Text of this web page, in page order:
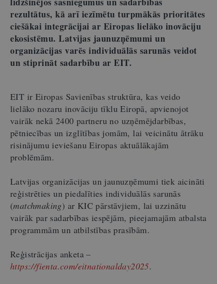
rezultātus, kā arī iezīmētu turpmākās prioritātes
ciešākai integrācijai ar Eiropas lielāko inovāciju
ekosistēmu. Latvijas jaunuzņēmumi un
organizācijas varēs individuālās sarunās veidot
un stiprināt sadarbību ar EIT.
EIT ir Eiropas Savienības struktūra, kas veido
lielāko nozaru inovāciju tīklu Eiropā, apvienojot
vairāk nekā 2400 partneru no uzņēmējdarbības,
pētniecības un izglītības jomām, lai veicinātu ātrāku
risinājumu ieviešanu Eiropas aktuālākajām
problēmām.
Latvijas organizācijas un jaunuzņēmumi tiek aicināti
reģistrēties un piedalīties individuālās sarunās
(matchmaking) ar KIC pārstāvjiem, lai uzzinātu
vairāk par sadarbības iespējām, pieejamajām atbalsta
programmām un atbilstības prasībām.
Reģistrācijas anketa –
https://fienta.com/eitnationalday2025.